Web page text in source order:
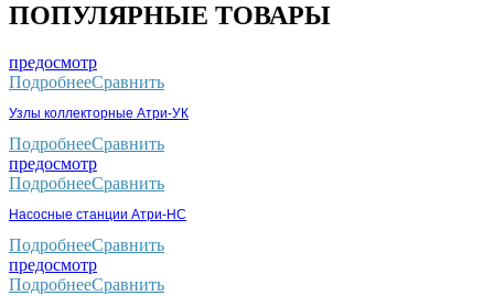
ПОПУЛЯРНЫЕ ТОВАРЫ
предосмотр
ПодробнееСравнить
Узлы коллекторные Атри-УК
ПодробнееСравнить
предосмотр
ПодробнееСравнить
Насосные станции Атри-НС
ПодробнееСравнить
предосмотр
ПодробнееСравнить